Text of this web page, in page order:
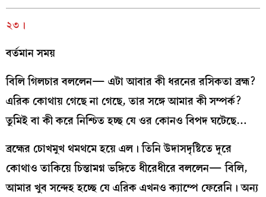
২৩।
বর্তমানসময়
বিলি গিলচার বললেন— এটা আবার কী ধরনের রসিকতা ব্রহ্ম?
এরিক কোথায় গেছে না গেছে, তার সঙ্গে আমার কী সম্পর্ক?
তুমিই বা কী করে নিশ্চিত হচ্ছ যে ওর কোনও বিপদ ঘটেছে…
ব্রহ্মের চোখমুখ থমথমে হয়ে এল। তিনি উদাসদৃষ্টিতে দূরে
কোথাও তাকিয়ে চিন্তামগ্ন ভঙ্গিতে ধীরেধীরে বললেন— বিলি,
আমার খুব সন্দেহ হচ্ছে যে এরিক এখনও ক্যাম্পে ফেরেনি। অন্য